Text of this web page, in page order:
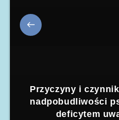
Przyczyny i
nadpobudliwości
deficytem